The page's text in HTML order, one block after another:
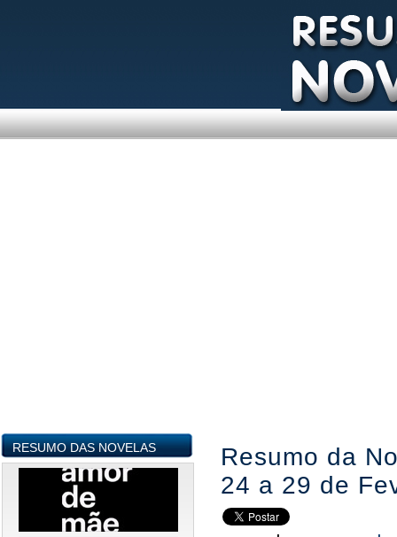
RESUMO DAS NOVELAS
Resumo da
24 a 29 de